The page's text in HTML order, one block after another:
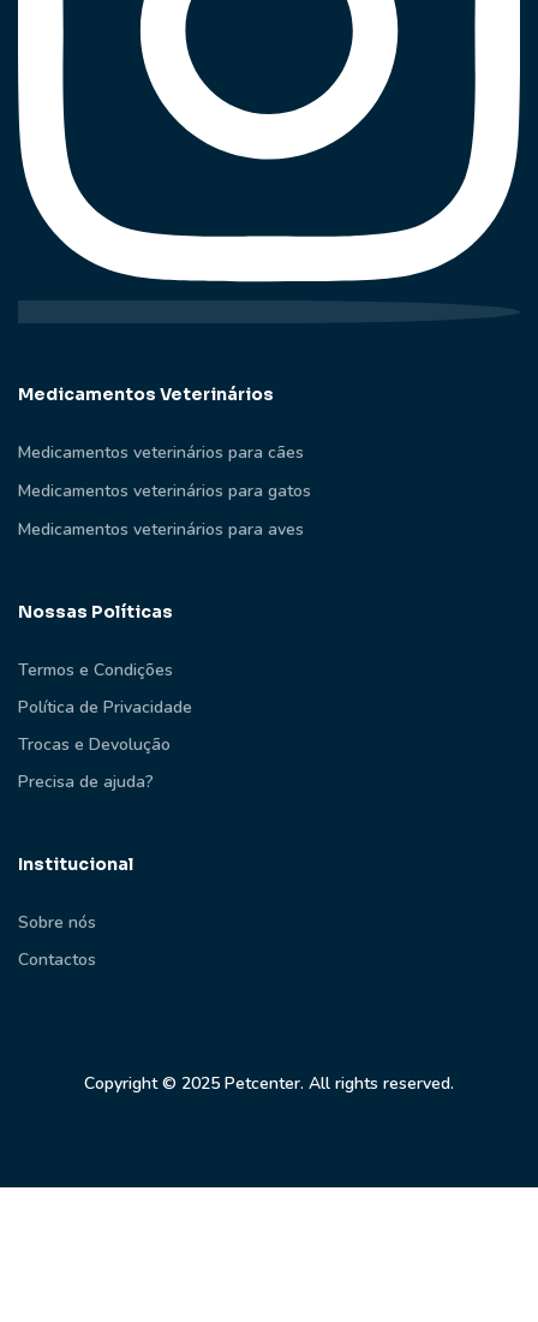
Medicamentos Veterinários
Medicamentos veterinários para cães
Medicamentos veterinários para gatos
Medicamentos veterinários para aves
Nossas Políticas
Termos e Condições
Política de Privacidade
Trocas e Devolução
Precisa de ajuda?
Institucional
Sobre nós
Contactos
Copyright © 2025 Petcenter. All rights reserved.